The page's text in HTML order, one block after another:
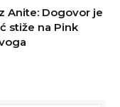
Anite: Dogovor je
stiže na Pink